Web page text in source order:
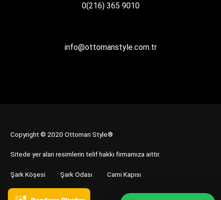
0(216) 365 9010
info@ottomanstyle.com.tr
Copyright © 2020 Ottoman Style®
Sitede yer alan resimlerin telif hakkı firmamıza aittir.
Şark Köşesi Şark Odası Cami Kapısı